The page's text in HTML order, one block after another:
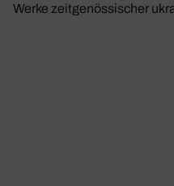
Werke zeitgenössischer